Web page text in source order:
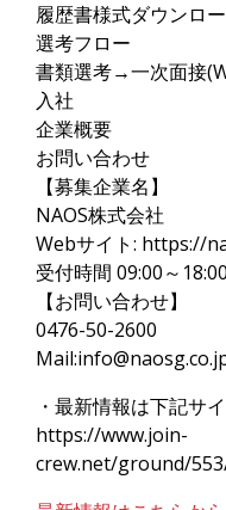
履歴書様式ダウンロ
選考フロー
書類選考→一次面接
入社
企業概要
お問い合わせ
【募集企業名】
NAOS株式会社
Webサイト: https://
受付時間 09:00～18:00
【お問い合わせ】
0476-50-2600
・最新情報は下記サ
https://www.join-
crew.net/ground/